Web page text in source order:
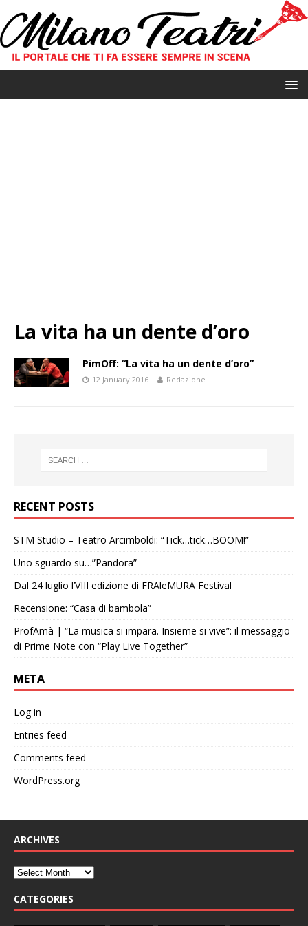
La vita ha un dente d’oro
PimOff: “La vita ha un dente d’oro”
12 January 2016 Redazione
RECENT POSTS
STM Studio – Teatro Arcimboldi: “Tick…tick…BOOM!”
Uno sguardo su…”Pandora”
Dal 24 luglio l’VIII edizione di FRAleMURA Festival
Recensione: “Casa di bambola”
ProfAmà | “La musica si impara. Insieme si vive”: il messaggio
di Prime Note con “Play Live Together”
META
Log in
Entries feed
Comments feed
WordPress.org
ARCHIVES
CATEGORIES